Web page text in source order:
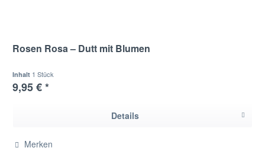
Rosen Rosa – Dutt mit Blumen
Inhalt 1 Stück
9,95 € *
Details
Merken